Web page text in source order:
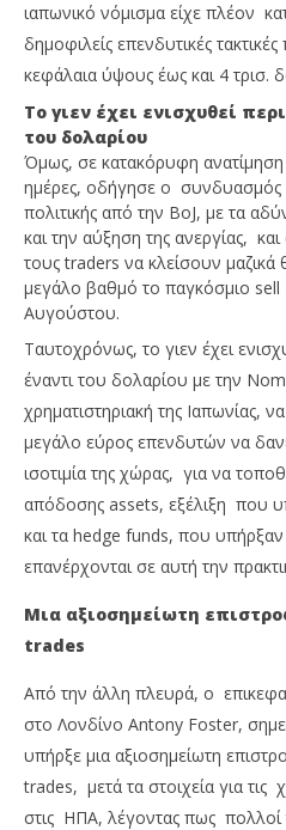
ιαπωνικό νόμισμα είχε πλέον
δημοφιλείς επενδυτικές
κεφάλαια ύψους έως και 4 τρισ.
Το γιεν έχει ενισχυθεί
του δολαρίου
Όμως, σε κατακόρυφη ανατίμηση
ημέρες, οδήγησε ο συνδυασμός
πολιτικής από την BoJ, με τα
και την αύξηση της ανεργίας,
τους traders να κλείσουν
μεγάλο βαθμό το παγκόσμιο sell
Αυγούστου.
Ταυτοχρόνως, το γιεν έχει
έναντι του δολαρίου με την
χρηματιστηριακή της Ιαπωνίας,
μεγάλο εύρος επενδυτών να
ισοτιμία της χώρας, για να
απόδοσης assets, εξέλιξη που
και τα hedge funds, που
επανέρχονται σε αυτή την
Μια αξιοσημείωτη
trades
Από την άλλη πλευρά, ο
στο Λονδίνο Antony Foster,
υπήρξε μια αξιοσημείωτη
trades, μετά τα στοιχεία για τις
στις ΗΠΑ, λέγοντας πως πολλοί